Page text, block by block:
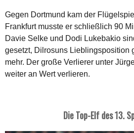
Gegen Dortmund kam der
Frankfurt musste er schließlich 90
Davie Selke und Dodi Lukebakio
gesetzt, Dilrosuns Lieblingsposition
mehr. Der große Verlierer unter
weiter an Wert verlieren.
Die Top-Elf des 13.